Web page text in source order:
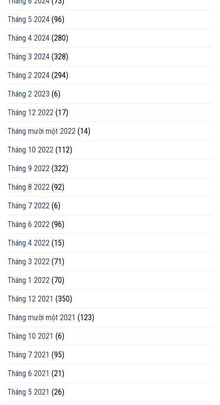
Tháng 5 2024 (96)
Tháng 4 2024 (280)
Tháng 3 2024 (328)
Tháng 2 2024 (294)
Tháng 2 2023 (6)
Tháng 12 2022 (17)
Tháng mười một 2022 (14)
Tháng 10 2022 (112)
Tháng 9 2022 (322)
Tháng 8 2022 (92)
Tháng 7 2022 (6)
Tháng 6 2022 (96)
Tháng 4 2022 (15)
Tháng 3 2022 (71)
Tháng 1 2022 (70)
Tháng 12 2021 (350)
Tháng mười một 2021 (123)
Tháng 10 2021 (6)
Tháng 7 2021 (95)
Tháng 6 2021 (21)
Tháng 5 2021 (26)